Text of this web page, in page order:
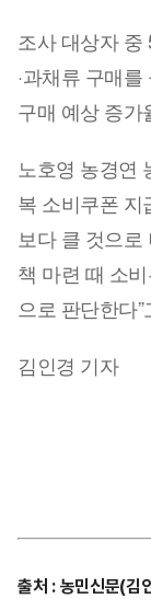
조사 대상자 중
·과채류 구매
구매 예상 증가
노호영 농경연
복 소비쿠폰 지
보다 클 것으로
책 마련 때 소
으로 판단한다
김인경 기자
출처 : 농민신문(김